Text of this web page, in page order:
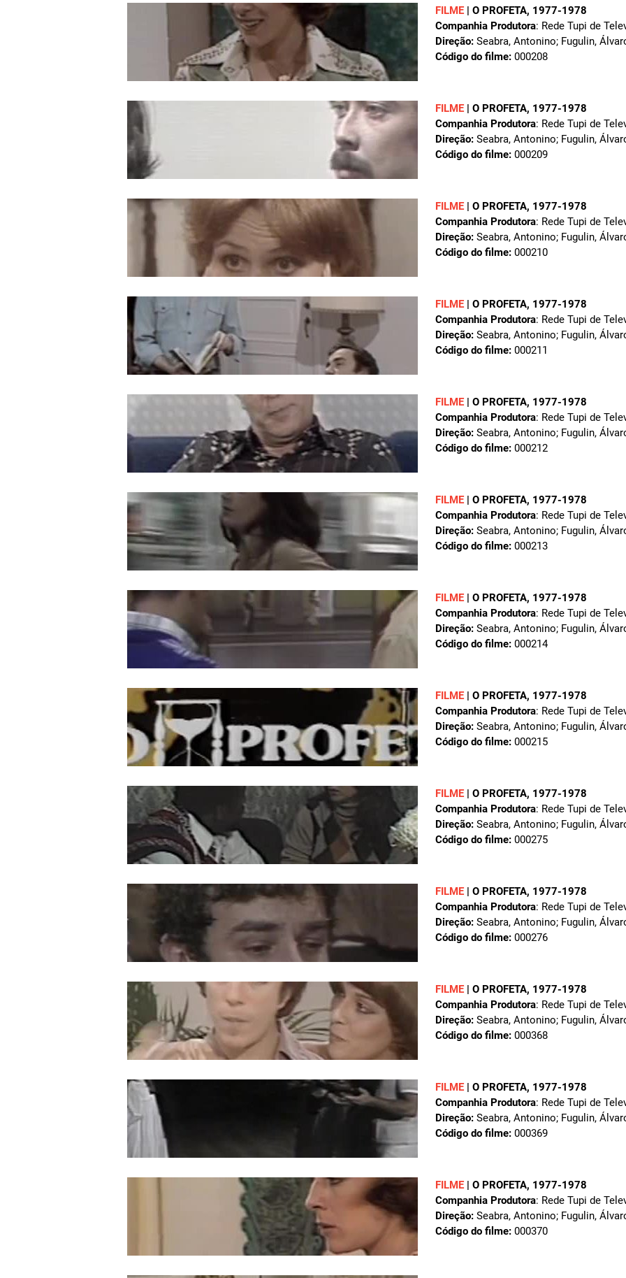
FILME | O PROFETA, 1977-1978
Companhia Produtora: Rede Tupi de
Direção: Seabra, Antonino; Fugulin,
Código do filme: 000208
FILME | O PROFETA, 1977-1978
Companhia Produtora: Rede Tupi de
Direção: Seabra, Antonino; Fugulin,
Código do filme: 000209
FILME | O PROFETA, 1977-1978
Companhia Produtora: Rede Tupi de
Direção: Seabra, Antonino; Fugulin,
Código do filme: 000210
FILME | O PROFETA, 1977-1978
Companhia Produtora: Rede Tupi de
Direção: Seabra, Antonino; Fugulin,
Código do filme: 000211
FILME | O PROFETA, 1977-1978
Companhia Produtora: Rede Tupi de
Direção: Seabra, Antonino; Fugulin,
Código do filme: 000212
FILME | O PROFETA, 1977-1978
Companhia Produtora: Rede Tupi de
Direção: Seabra, Antonino; Fugulin,
Código do filme: 000213
FILME | O PROFETA, 1977-1978
Companhia Produtora: Rede Tupi de
Direção: Seabra, Antonino; Fugulin,
Código do filme: 000214
FILME | O PROFETA, 1977-1978
Companhia Produtora: Rede Tupi de
Direção: Seabra, Antonino; Fugulin,
Código do filme: 000215
FILME | O PROFETA, 1977-1978
Companhia Produtora: Rede Tupi de
Direção: Seabra, Antonino; Fugulin,
Código do filme: 000275
FILME | O PROFETA, 1977-1978
Companhia Produtora: Rede Tupi de
Direção: Seabra, Antonino; Fugulin,
Código do filme: 000276
FILME | O PROFETA, 1977-1978
Companhia Produtora: Rede Tupi de
Direção: Seabra, Antonino; Fugulin,
Código do filme: 000368
FILME | O PROFETA, 1977-1978
Companhia Produtora: Rede Tupi de
Direção: Seabra, Antonino; Fugulin,
Código do filme: 000369
FILME | O PROFETA, 1977-1978
Companhia Produtora: Rede Tupi de
Direção: Seabra, Antonino; Fugulin,
Código do filme: 000370